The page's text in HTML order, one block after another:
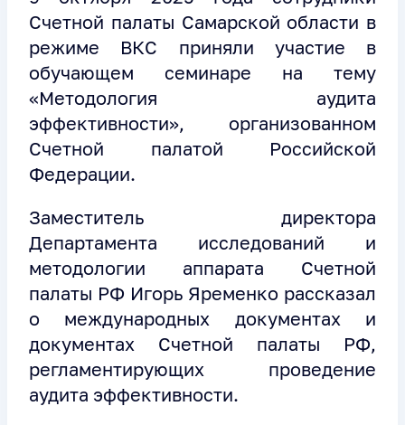
Счетной палаты Самарской области в
режиме ВКС приняли участие в
обучающем семинаре на тему
«Методология аудита
эффективности», организованном
Счетной палатой Российской
Федерации.
Заместитель директора
Департамента исследований и
методологии аппарата Счетной
палаты РФ Игорь Яременко рассказал
о международных документах и
документах Счетной палаты РФ,
регламентирующих проведение
аудита эффективности.